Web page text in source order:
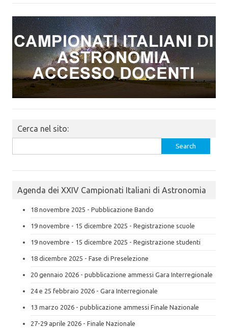
Cerca nel sito:
for:
Agenda dei XXIV Campionati Italiani di Astronomia
18 novembre 2025 - Pubblicazione Bando
19 novembre - 15 dicembre 2025 - Registrazione scuole
19 novembre - 15 dicembre 2025 - Registrazione studenti
18 dicembre 2025 - Fase di Preselezione
20 gennaio 2026 - pubblicazione ammessi Gara Interregionale
24 e 25 febbraio 2026 - Gara Interregionale
13 marzo 2026 - pubblicazione ammessi Finale Nazionale
27-29 aprile 2026 - Finale Nazionale